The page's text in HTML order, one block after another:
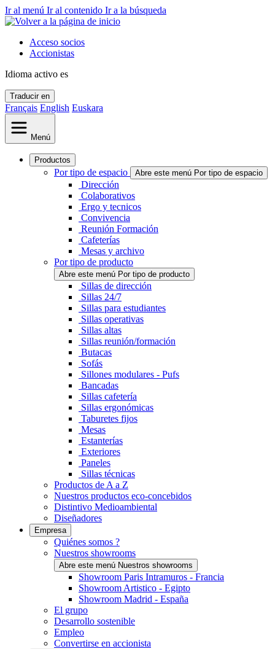
Ir al menú Ir al contenido Ir a la búsqueda
Acceso socios
Accionistas
Idioma activo es
Traducir en
Français English Euskara
Menú
Productos
Por tipo de espacio Abre este menú Por tipo de espacio
Dirección
Colaborativos
Ergo y tecnicos
Convivencia
Reunión Formación
Cafeterías
Mesas y archivo
Por tipo de producto
Abre este menú Por tipo de producto
Sillas de dirección
Sillas 24/7
Sillas para estudiantes
Sillas operativas
Sillas altas
Sillas reunión/formación
Butacas
Sofás
Sillones modulares - Pufs
Bancadas
Sillas cafetería
Sillas ergonómicas
Taburetes fijos
Mesas
Estanterías
Exteriores
Paneles
Sillas técnicas
Productos de A a Z
Nuestros productos eco-concebidos
Distintivo Medioambiental
Diseñadores
Empresa
Quiénes somos ?
Nuestros showrooms
Abre este menú Nuestros showrooms
Showroom Paris Intramuros - Francia
Showroom Artistico - Egipto
Showroom Madrid - España
El grupo
Desarrollo sostenible
Empleo
Convertirse en accionista